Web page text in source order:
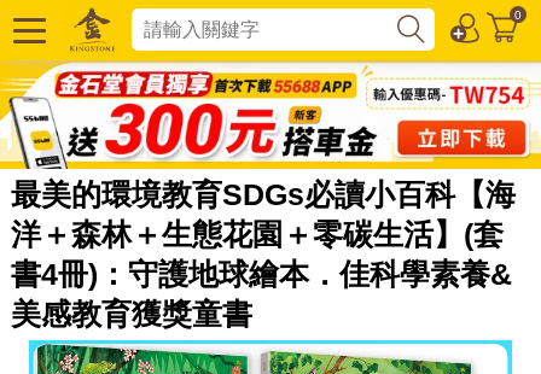
0
最美的環境教育SDGs必讀小百科【海
洋＋森林＋生態花園＋零碳生活】(套
書4冊)：守護地球繪本．佳科學素養&
美感教育獲獎童書